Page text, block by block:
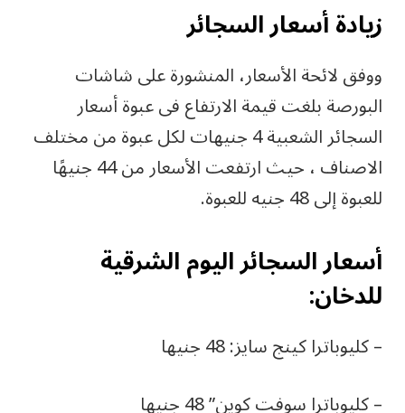
زيادة أسعار السجائر
ووفق لائحة الأسعار، المنشورة على شاشات
البورصة بلغت قيمة الارتفاع فى عبوة أسعار
السجائر الشعبية 4 جنيهات لكل عبوة من مختلف
الاصناف ، حيث ارتفعت الأسعار من 44 جنيهًا
للعبوة إلى 48 جنيه للعبوة.
أسعار السجائر اليوم الشرقية
للدخان:
– كليوباترا كينج سايز: 48 جنيها
– كليوباترا سوفت كوين” 48 جنيها